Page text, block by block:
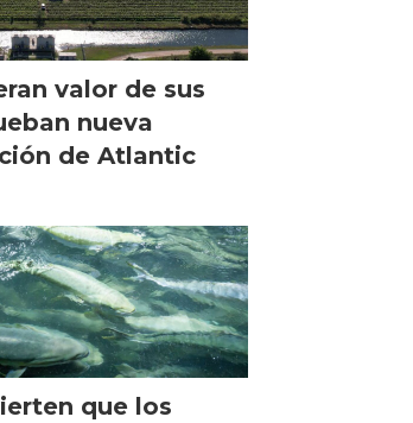
valor de sus
nueva
de Atlantic
que los